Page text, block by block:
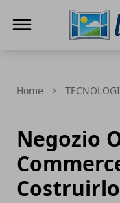
Home
Negozio